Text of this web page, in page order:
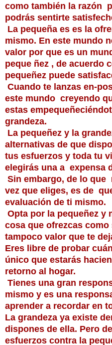
como también la razón
podrás sentirte
La pequeña es es la
mismo. En este mundo
valor por que es un
peque ñez , de acuerdo
pequeñez puede
Cuando te lanzas en-
este mundo creyendo
estas
grandeza.
La pequeñez y la
alternativas de que
tus esfuerzos y toda tu
elegirás una a expensa
Sin embargo, de lo que
vez que eliges, es de
evaluación de ti mismo.
Opta por la pequeñez y
cosa que ofrezcas
tampoco valor que te
Eres libre de probar
único que estarás
retorno al hogar.
Tienes una gran
mismo y es una
aprender a recordar en
La grandeza ya existe
dispones de ella. Pero
esfuerzos contra la